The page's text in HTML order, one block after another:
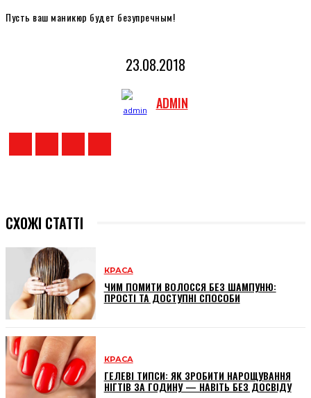
Пусть ваш маникюр будет безупречным!
23.08.2018
ADMIN
СХОЖІ СТАТТІ
КРАСА
ЧИМ ПОМИТИ ВОЛОССЯ БЕЗ ШАМПУНЮ:
ПРОСТІ ТА ДОСТУПНІ СПОСОБИ
КРАСА
ГЕЛЕВІ ТИПСИ: ЯК ЗРОБИТИ НАРОЩУВАННЯ
НІГТІВ ЗА ГОДИНУ — НАВІТЬ БЕЗ ДОСВІДУ